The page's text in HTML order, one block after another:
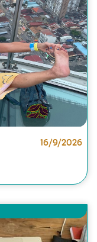
16/9/2026